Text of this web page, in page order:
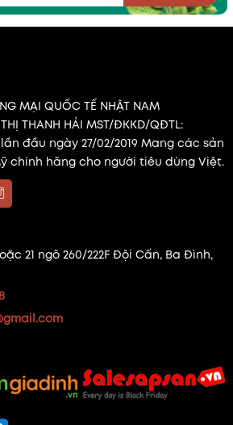
MẠI QUỐC TẾ NHẬT NAM
THANH HẢI MST/ĐKKD/QĐTL:
đầu ngày 27/02/2019 Mang các sản
chính hãng cho người tiêu dùng Việt.
21 ngõ 260/222F Đội Cấn, Ba Đình,